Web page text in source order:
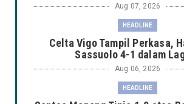
Aug 07, 2026
HEADLINE
Celta Vigo Tampil Perkasa,
Sassuolo 4-1 dalam
Aug 06, 2026
HEADLINE